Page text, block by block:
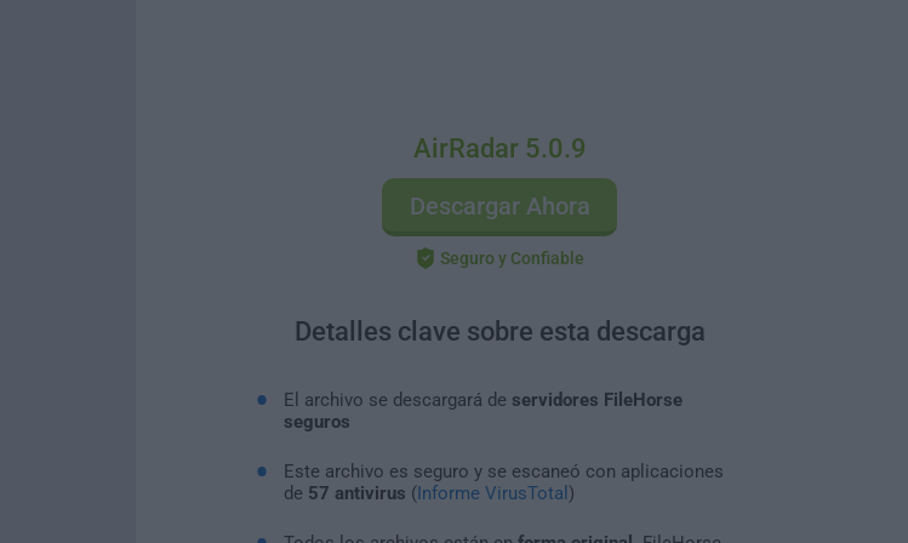
AirRadar 5.0.9
Descargar Ahora
Seguro y Confiable
Detalles clave sobre esta descarga
El archivo se descargará de servidores FileHorse
seguros
Este archivo es seguro y se escaneó con aplicaciones
de 57 antivirus (Informe VirusTotal )